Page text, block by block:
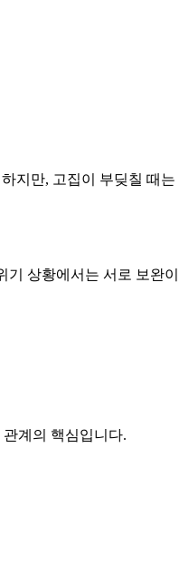
지만, 고집이 부딪칠 때
상황에서는 서로 보완
계의 핵심입니다.